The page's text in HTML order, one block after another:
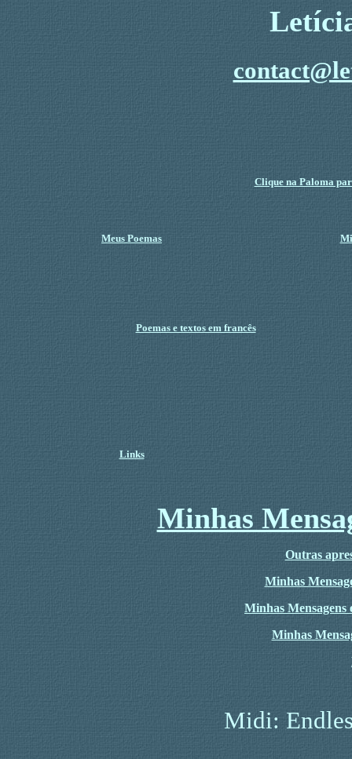
Clique na Paloma
Meus Poemas
Poemas e textos em francês
Links
Minhas
Outras
Minhas
Minhas
Minhas
Midi: